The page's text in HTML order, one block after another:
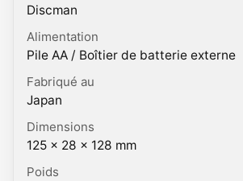
Discman
Alimentation
Pile AA / Boîtier de batterie externe
Fabriqué au
Japan
Dimensions
125 × 28 × 128 mm
Poids